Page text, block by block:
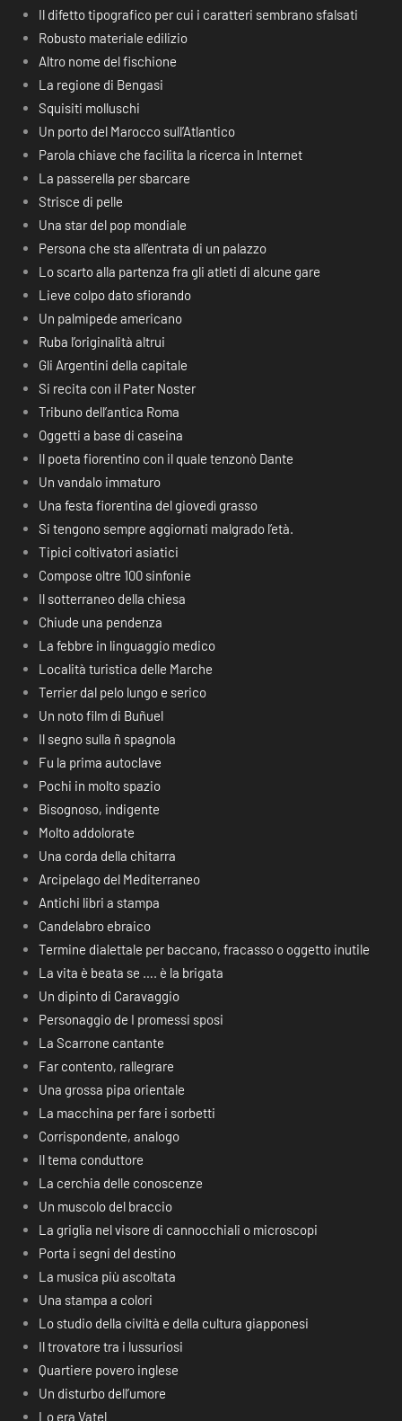
Il difetto tipografico per cui i caratteri sembrano sfalsati
Robusto materiale edilizio
Altro nome del fischione
La regione di Bengasi
Squisiti molluschi
Un porto del Marocco sull’Atlantico
Parola chiave che facilita la ricerca in Internet
La passerella per sbarcare
Strisce di pelle
Una star del pop mondiale
Persona che sta all’entrata di un palazzo
Lo scarto alla partenza fra gli atleti di alcune gare
Lieve colpo dato sfiorando
Un palmipede americano
Ruba l’originalità altrui
Gli Argentini della capitale
Si recita con il Pater Noster
Tribuno dell’antica Roma
Oggetti a base di caseina
Il poeta fiorentino con il quale tenzonò Dante
Un vandalo immaturo
Una festa fiorentina del giovedì grasso
Si tengono sempre aggiornati malgrado l’età.
Tipici coltivatori asiatici
Compose oltre 100 sinfonie
Il sotterraneo della chiesa
Chiude una pendenza
La febbre in linguaggio medico
Località turistica delle Marche
Terrier dal pelo lungo e serico
Un noto film di Buñuel
Il segno sulla ñ spagnola
Fu la prima autoclave
Pochi in molto spazio
Bisognoso, indigente
Molto addolorate
Una corda della chitarra
Arcipelago del Mediterraneo
Antichi libri a stampa
Candelabro ebraico
Termine dialettale per baccano, fracasso o oggetto inutile
La vita è beata se …. è la brigata
Un dipinto di Caravaggio
Personaggio de I promessi sposi
La Scarrone cantante
Far contento, rallegrare
Una grossa pipa orientale
La macchina per fare i sorbetti
Corrispondente, analogo
Il tema conduttore
La cerchia delle conoscenze
Un muscolo del braccio
La griglia nel visore di cannocchiali o microscopi
Porta i segni del destino
La musica più ascoltata
Una stampa a colori
Lo studio della civiltà e della cultura giapponesi
Il trovatore tra i lussuriosi
Quartiere povero inglese
Un disturbo dell’umore
Lo era Vatel